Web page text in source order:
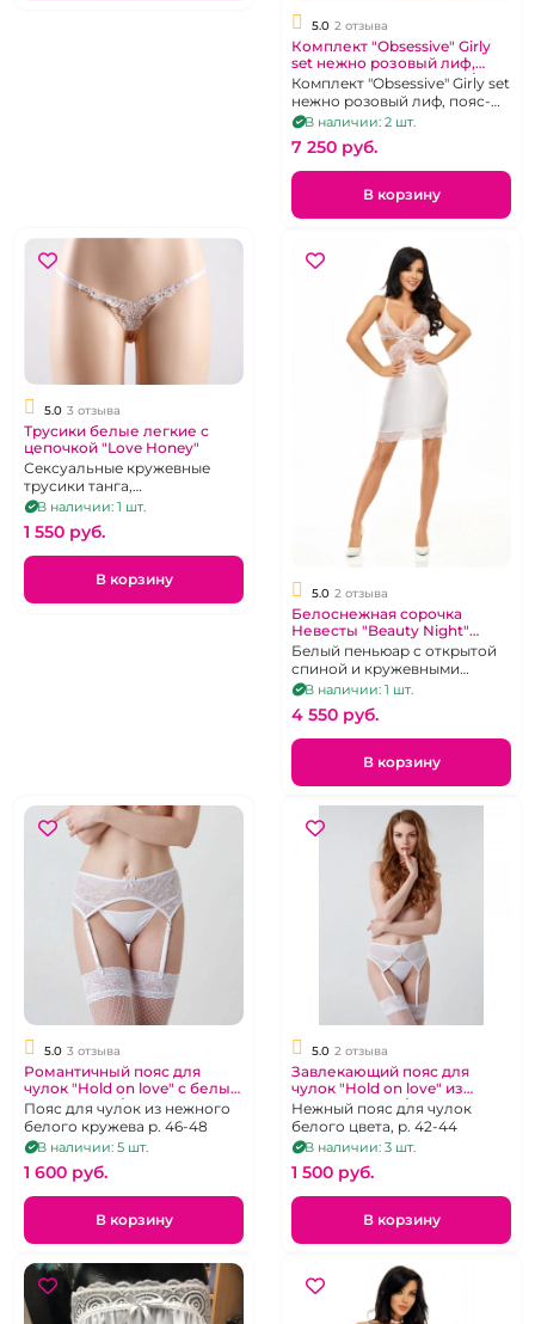
5.0 2 отзыва
Комплект "Obsessive" Girly
set нежно розовый лиф,
пояс-корсет, трусики, S/M
Комплект "Obsessive" Girly set
нежно розовый лиф, пояс-
корсет, трусики, S/M
В наличии: 2 шт.
7 250 pуб.
В корзину
5.0 3 отзыва
Трусики белые легкие с
цепочкой "Love Honey"
Сексуальные кружевные
трусики танга,
декорированы стразами,
размер 40-42-46
В наличии: 1 шт.
1 550 pуб.
В корзину
5.0 2 отзыва
Белоснежная сорочка
Невесты "Beauty Night"
Adelaide
Белый пеньюар с открытой
спиной и кружевными
вставками, р.44-46
В наличии: 1 шт.
4 550 pуб.
В корзину
5.0 3 отзыва
Романтичный пояс для
чулок "Hold on love" с белым
кружевом (L/XL)
Пояс для чулок из нежного
белого кружева р. 46-48
В наличии: 5 шт.
1 600 pуб.
В корзину
5.0 2 отзыва
Завлекающий пояс для
чулок "Hold on love" из
белой сетки (S/M)
Нежный пояс для чулок
белого цвета, р. 42-44
В наличии: 3 шт.
1 500 pуб.
В корзину